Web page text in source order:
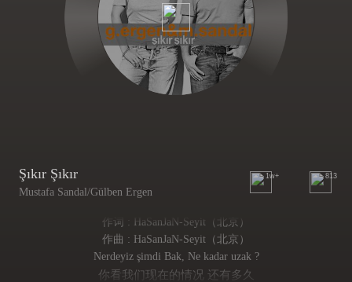
Şıkır Şıkır
Mustafa Sandal/Gülben Ergen
1w+ 813
作词 : HaSanJaN-Seyit（北京）
作曲 : HaSanJaN-Seyit（北京）
Nerdeyiz şimdi Bak, Ne kadar uzak ?
你看我们现在的情况 还有多久